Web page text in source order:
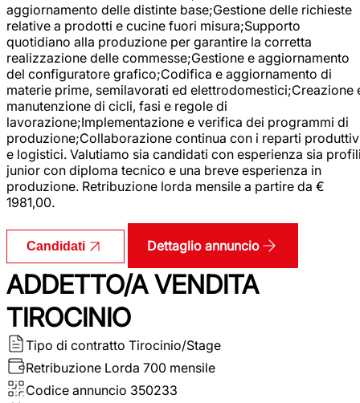
aggiornamento delle distinte base;Gestione delle richieste
relative a prodotti e cucine fuori misura;Supporto
quotidiano alla produzione per garantire la corretta
realizzazione delle commesse;Gestione e aggiornamento
del configuratore grafico;Codifica e aggiornamento di
materie prime, semilavorati ed elettrodomestici;Creazione
manutenzione di cicli, fasi e regole di
lavorazione;Implementazione e verifica dei programmi di
produzione;Collaborazione continua con i reparti
e logistici. Valutiamo sia candidati con esperienza sia
junior con diploma tecnico e una breve esperienza in
produzione. Retribuzione lorda mensile a partire da €
1981,00.
Candidati Dettaglio annuncio
ADDETTO/A VENDITA
TIROCINIO
Tipo di contratto Tirocinio/Stage
Retribuzione Lorda 700 mensile
Codice annuncio 350233